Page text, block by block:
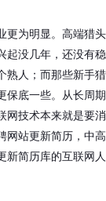
更为明显。高端猎头
起没几年，还没有稳
熟人；而那些新手猎
保底一些。从长周期
网技术本来就是要消
网站更新简历，中高
新简历库的互联网人